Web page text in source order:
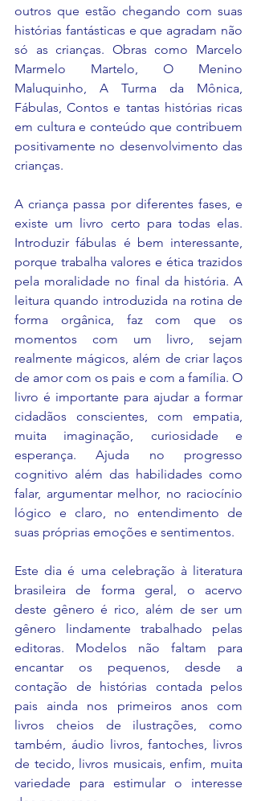
outros que estão chegando com suas
histórias fantásticas e que agradam não
só as crianças. Obras como Marcelo
Marmelo Martelo, O Menino
Maluquinho, A Turma da Mônica,
Fábulas, Contos e tantas histórias ricas
em cultura e conteúdo que contribuem
positivamente no desenvolvimento das
crianças.
A criança passa por diferentes fases, e
existe um livro certo para todas elas.
Introduzir fábulas é bem interessante,
porque trabalha valores e ética trazidos
pela moralidade no final da história. A
leitura quando introduzida na rotina de
forma orgânica, faz com que os
momentos com um livro, sejam
realmente mágicos, além de criar laços
de amor com os pais e com a família. O
livro é importante para ajudar a formar
cidadãos conscientes, com empatia,
muita imaginação, curiosidade e
esperança. Ajuda no progresso
cognitivo além das habilidades como
falar, argumentar melhor, no raciocínio
lógico e claro, no entendimento de
suas próprias emoções e sentimentos.
Este dia é uma celebração à literatura
brasileira de forma geral, o acervo
deste gênero é rico, além de ser um
gênero lindamente trabalhado pelas
editoras. Modelos não faltam para
encantar os pequenos, desde a
contação de histórias contada pelos
pais ainda nos primeiros anos com
livros cheios de ilustrações, como
também, áudio livros, fantoches, livros
de tecido, livros musicais, enfim, muita
variedade para estimular o interesse